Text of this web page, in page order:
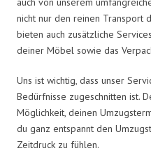
nicht nur den reinen Transport
bieten auch zusätzliche
deiner Möbel sowie das
Uns ist wichtig, dass unser
Bedürfnisse zugeschnitten ist.
Möglichkeit, deinen
du ganz entspannt den
Zeitdruck zu fühlen.